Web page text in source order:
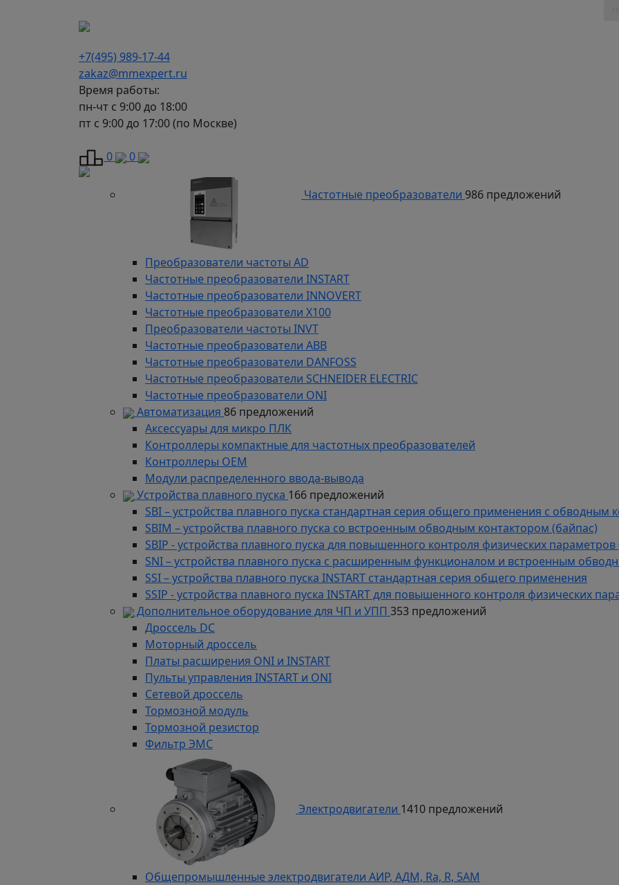
+7(495) 989-17-44
zakaz@mmexpert.ru
Время работы:
пн-чт с 9:00 до 18:00
пт с 9:00 до 17:00 (по Москве)
0 0
Каталог
Частотные преобразователи 986 предложений
Преобразователи частоты AD
Частотные преобразователи INSTART
Частотные преобразователи INNOVERT
Частотные преобразователи Х100
Преобразователи частоты INVT
Частотные преобразователи ABB
Частотные преобразователи DANFOSS
Частотные преобразователи SCHNEIDER ELECTRIC
Частотные преобразователи ONI
Автоматизация 86 предложений
Аксессуары для микро ПЛК
Контроллеры компактные для частотных преобразователей
Контроллеры ОЕМ
Модули распределенного ввода-вывода
Устройства плавного пуска 166 предложений
SBI – устройства плавного пуска стандартная серия общего применения с обводным
SBIM – устройства плавного пуска со встроенным обводным контактором (байпас)
SBIP - устройства плавного пуска для повышенного контроля физических
SNI – устройства плавного пуска с расширенным функционалом и встроенным
SSI – устройства плавного пуска INSTART стандартная серия общего применения
SSIP - устройства плавного пуска INSTART для повышенного контроля физических
Дополнительное оборудование для ЧП и УПП 353 предложений
Дроссель DC
Моторный дроссель
Платы расширения ONI и INSTART
Пульты управления INSTART и ONI
Сетевой дроссель
Тормозной модуль
Тормозной резистор
Фильтр ЭМС
Электродвигатели 1410 предложений
Общепромышленные электродвигатели АИР, АДМ, Ra, R, 5AM